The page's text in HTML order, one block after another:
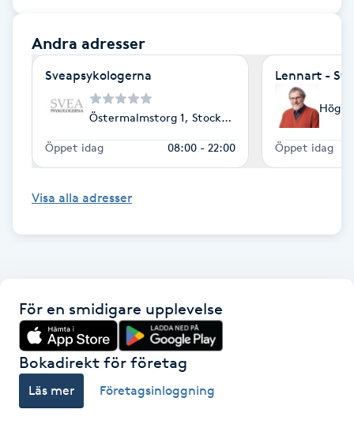
Fransk manikyr
Fransrengöring
Frekvensterapi
Friskvård
Frisör
Färgning
Föning
Andra adresser
Sveapsykologerna
Östermalmstorg 1, Stockholm
Öppet idag 08:00 - 22:00
Lennart -
Öppet idag
Visa alla adresser
För en smidigare upplevelse
Bokadirekt för företag
Läs mer Företagsinloggning